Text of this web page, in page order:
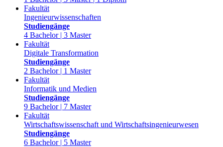
Fakultät
Ingenieurwissenschaften
Studiengänge
4 Bachelor | 3 Master
Fakultät
Digitale Transformation
Studiengänge
2 Bachelor | 1 Master
Fakultät
Informatik und Medien
Studiengänge
9 Bachelor | 7 Master
Fakultät
Wirtschaftswissenschaft und Wirtschaftsingenieurwesen
Studiengänge
6 Bachelor | 5 Master